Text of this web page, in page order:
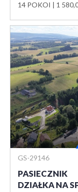
14 POKOI 1
GS-29146
PASIECZNIK
DZIAŁKA NA